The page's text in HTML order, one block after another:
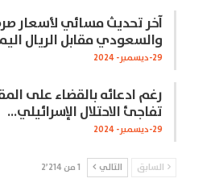
آخر تحديث مسائي لأسعار
والسعودي مقابل الريال
29-ديسمبر- 2024
رغم ادعائه بالقضاء على
تفاجئ الاحتلال الإسرائيلي…
29-ديسمبر- 2024
السابق التالي 1 من 2٬214